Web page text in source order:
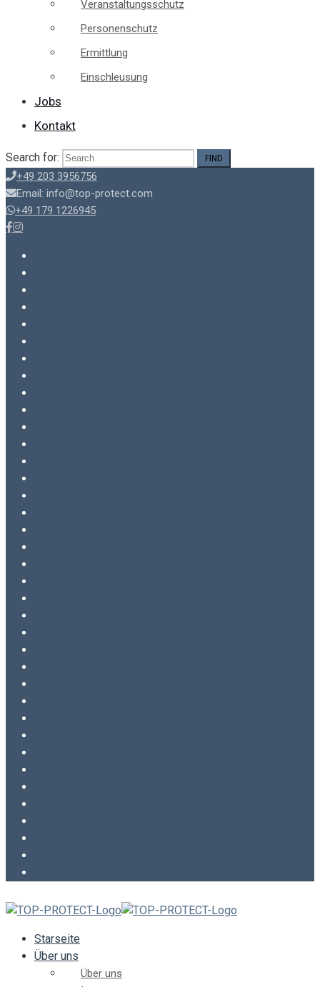
Veranstaltungsschutz
Personenschutz
Ermittlung
Einschleusung
Jobs
Kontakt
Search for:
+49 203 3956756
Email: info@top-protect.com
+49 179 1226945
Starseite
Über uns
Über uns